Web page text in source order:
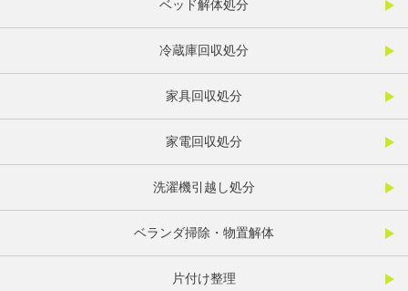
ベッド解体処分
冷蔵庫回収処分
家具回収処分
家電回収処分
洗濯機引越し処分
ベランダ掃除・物置解体
片付け整理